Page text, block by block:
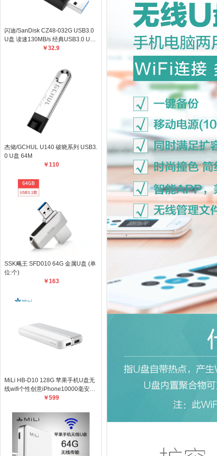
闪迪/SanDisk CZ48-032G USB3.0
U盘 读速130MB/s 经典USB3.0 U盘
￥32.9
杰储/GCHUL U140 破晓系列 USB3.
0 U盘 64M
￥110
SSK飚王 SFD010 64G 金属U盘 (单
位:个)
￥163
MiLi HB-D10 128G 苹果手机U盘无
线wifi个性创意iPhone10000毫安内
置电池U盘充电宝二合一手机电脑两
￥599